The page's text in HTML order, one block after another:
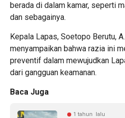
berada di dalam kamar, seperti
dan sebagainya.
Kepala Lapas, Soetopo Berutu,
menyampaikan bahwa razia ini
preventif dalam mewujudkan
dari gangguan keamanan.
Baca Juga
1 tahun lalu